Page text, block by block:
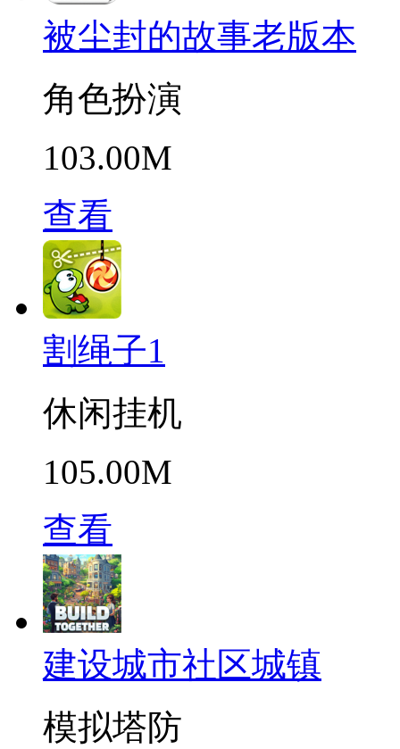
被尘封的故事老版本
角色扮演
103.00M
查看
割绳子1
休闲挂机
105.00M
查看
建设城市社区城镇
模拟塔防